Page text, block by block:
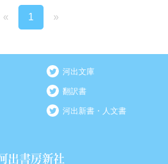
« 1 »
河出文庫
翻訳書
河出新書・人文書